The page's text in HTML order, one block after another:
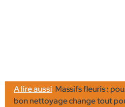
A lire aussi Massifs fleuris :
bon nettoyage change tout